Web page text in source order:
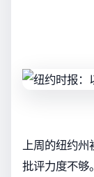
上周的纽约
批评力度不够